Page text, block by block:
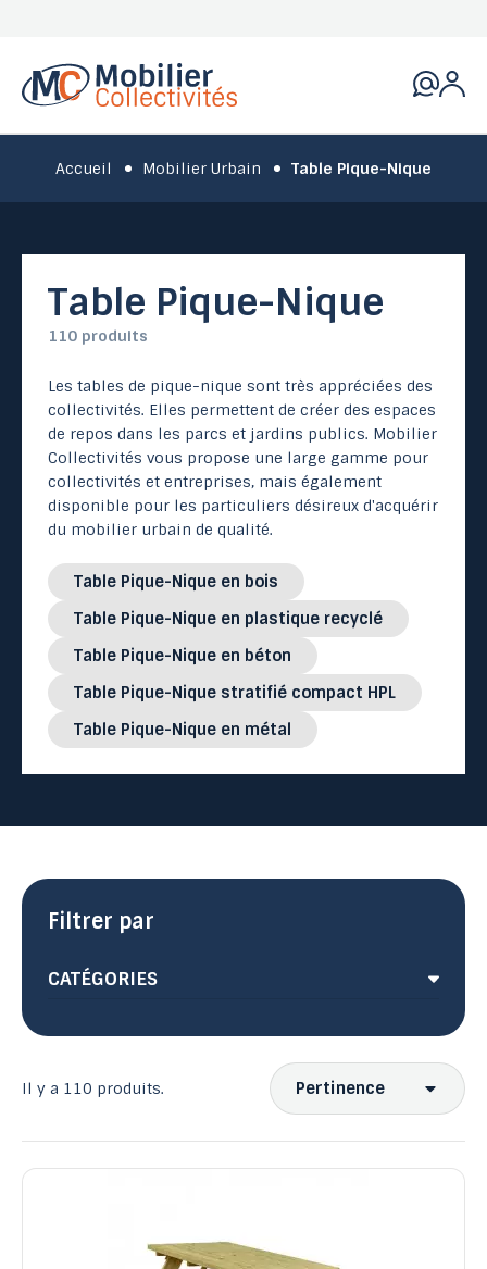
Accueil Mobilier Urbain Table Pique-Nique
Table Pique-Nique
110 produits
Les tables de pique-nique sont très appréciées des
collectivités. Elles permettent de créer des espaces
de repos dans les parcs et jardins publics. Mobilier
Collectivités vous propose une large gamme pour
collectivités et entreprises, mais également
disponible pour les particuliers désireux d'acquérir
du mobilier urbain de qualité.
Table Pique-Nique en bois
Table Pique-Nique en plastique recyclé
Table Pique-Nique en béton
Table Pique-Nique stratifié compact HPL
Table Pique-Nique en métal
Il y a 110 produits. Pertinence
Pertinence
Nom, Z à A
Filtrer par
CATÉGORIES